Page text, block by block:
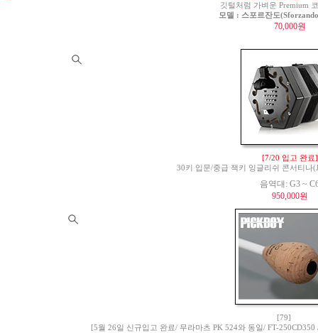
깃털처럼 가벼운 Premium
모델 : 스포르잔도
70,000원
[7/20 입고 완료]
30키 입문/중급 잭키 잉글리쉬 콘서티나
음역대: G3 ~
950,000원
[79]
[5월 26일 신규입고 완료/ 무라마츠 PK 524와 동일/ FT-